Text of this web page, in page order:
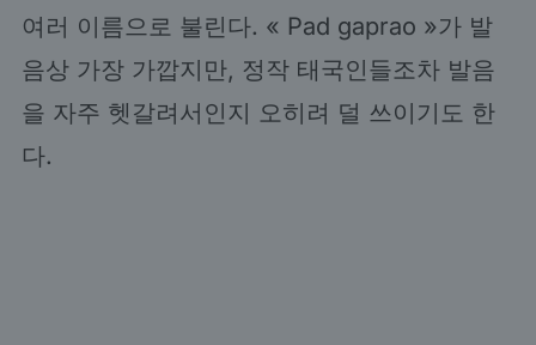
여러 이름으로 불린다. « Pad gaprao »가 발
음상 가장 가깝지만, 정작 태국인들조차 발음
을 자주 헷갈려서인지 오히려 덜 쓰이기도 한
다.